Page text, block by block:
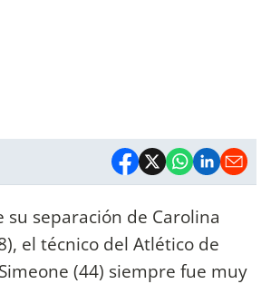
su separación de Carolina
el técnico del Atlético de
(44) siempre fue muy